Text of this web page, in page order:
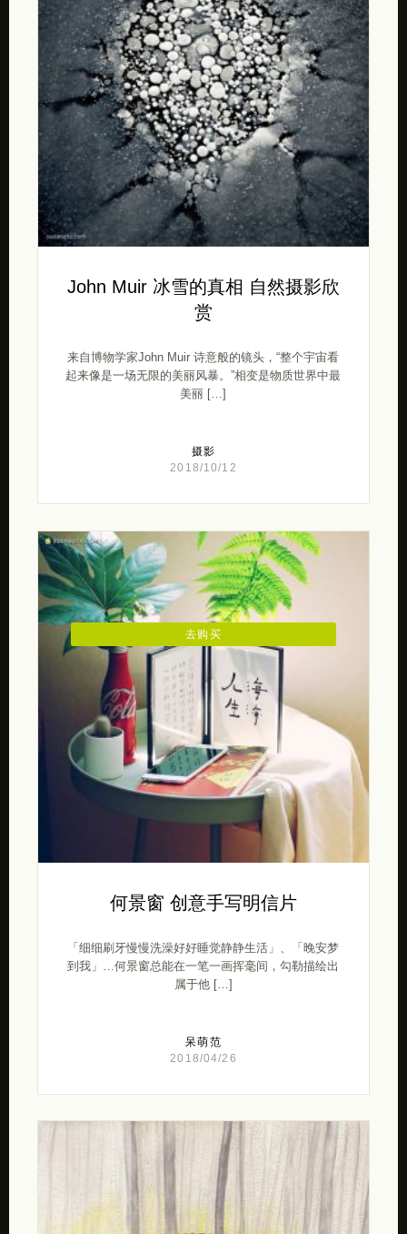
John Muir 冰雪的真相 自然摄影欣
赏
来自博物学家John Muir 诗意般的镜头，“整个宇宙看
起来像是一场无限的美丽风暴。”相变是物质世界中最
美丽 […]
摄影
2018/10/12
去购买
何景窗 创意手写明信片
「细细刷牙慢慢洗澡好好睡觉静静生活」、「晚安梦
到我」…何景窗总能在一笔一画挥毫间，勾勒描绘出
属于他 […]
呆萌范
2018/04/26